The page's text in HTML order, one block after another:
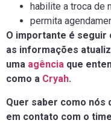
habilite a troca de
permita
O importante é
as informações
uma agência que
como a Cryah.
Quer saber como nós
em contato com o